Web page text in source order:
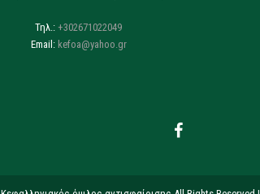
Τηλ.: +302671022049
Email: kefoa@yahoo.gr